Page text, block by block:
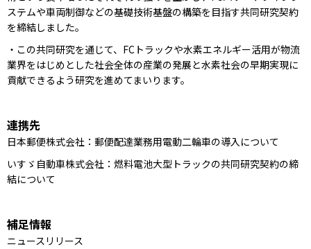
ステムや車両制御などの基礎技術基盤の構築を目指す共同研究契約
を締結しました。
・この共同研究を通じて、FCトラックや水素エネルギー活用が物流
業界をはじめとした社会全体の産業の発展と水素社会の早期実現に
貢献できるよう研究を進めてまいります。
連携先
日本郵便株式会社：郵便配達業務用電動二輪車の導入について
いすゞ自動車株式会社：燃料電池大型トラックの共同研究契約の締
結について
補足情報
ニュースリリース